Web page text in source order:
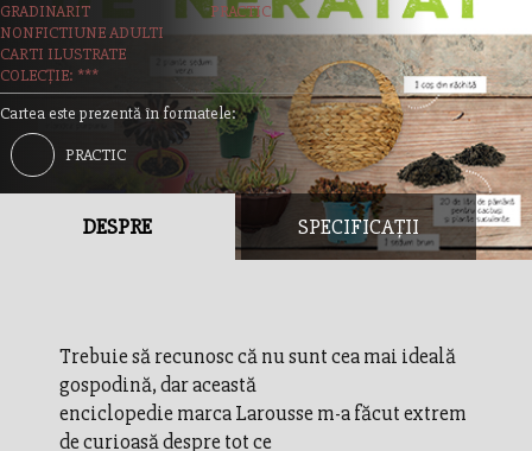
GRADINARIT
PRACTIC
NONFICTIUNE ADULTI
CARTI ILUSTRATE
COLECȚIE: ***
Cartea este prezentă în formatele:
PRACTIC
DESPRE SPECIFICAȚII
Trebuie să recunosc că nu sunt cea mai ideală
gospodină, dar această
enciclopedie marca Larousse m-a făcut extrem
de curioasă despre tot ce